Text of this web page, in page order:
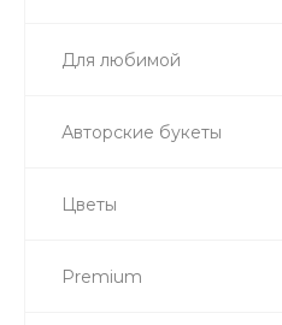
Для любимой
Авторские букеты
Цветы
Premium